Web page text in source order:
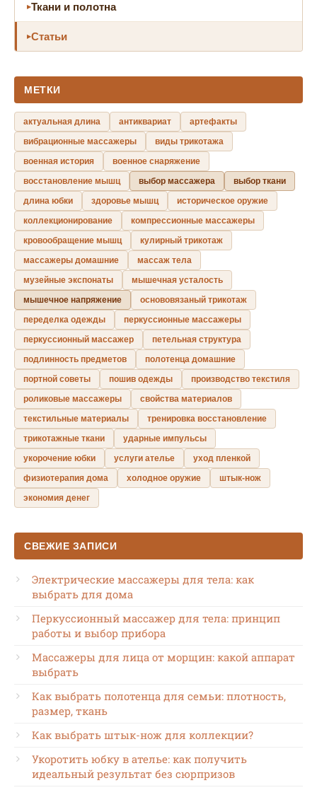
Ткани и полотна
Статьи
МЕТКИ
актуальная длина антиквариат
артефакты
вибрационные массажеры
виды трикотажа
военная история
военное снаряжение
восстановление мышц
выбор массажера
выбор ткани
длина юбки
здоровье мышц
историческое оружие
коллекционирование
компрессионные массажеры
кровообращение мышц
кулирный трикотаж
массажеры домашние
массаж тела
музейные экспонаты
мышечная усталость
мышечное напряжение
основовязаный трикотаж
переделка одежды
перкуссионные массажеры
перкуссионный массажер
петельная структура
подлинность предметов
полотенца домашние
портной советы
пошив одежды
производство текстиля
роликовые массажеры
свойства материалов
текстильные материалы
тренировка восстановление
трикотажные ткани
ударные импульсы
укорочение юбки
услуги ателье
уход пленкой
физиотерапия дома
холодное оружие
штык-нож
экономия денег
СВЕЖИЕ ЗАПИСИ
Электрические массажеры для тела: как
выбрать для дома
Перкуссионный массажер для тела: принцип
работы и выбор прибора
Массажеры для лица от морщин: какой аппарат
выбрать
Как выбрать полотенца для семьи: плотность,
размер, ткань
Как выбрать штык-нож для коллекции?
Укоротить юбку в ателье: как получить
идеальный результат без сюрпризов